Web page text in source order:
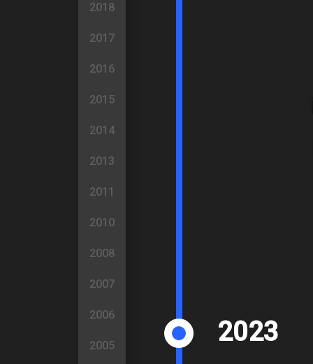
2018
2017
2016
2015
2014
2013
2011
2010
2008
2007
2006
2005 2023